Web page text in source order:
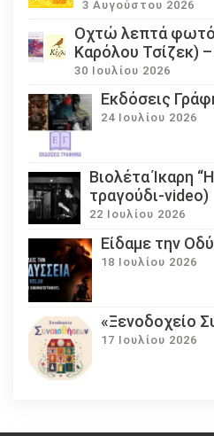
3 Αυγούστου 2026
Οχτώ λεπτά
Καρόλου Τσίζεκ)
30 Ιουλίου 2026
Εκδόσεις
24 Ιουλίου 2026
Βιολέτα Ίκαρη
τραγούδι-video)
22 Ιουλίου 2026
Eίδαμε την
18 Ιουλίου 2026
«Ξενοδοχείο
17 Ιουλίου 2026